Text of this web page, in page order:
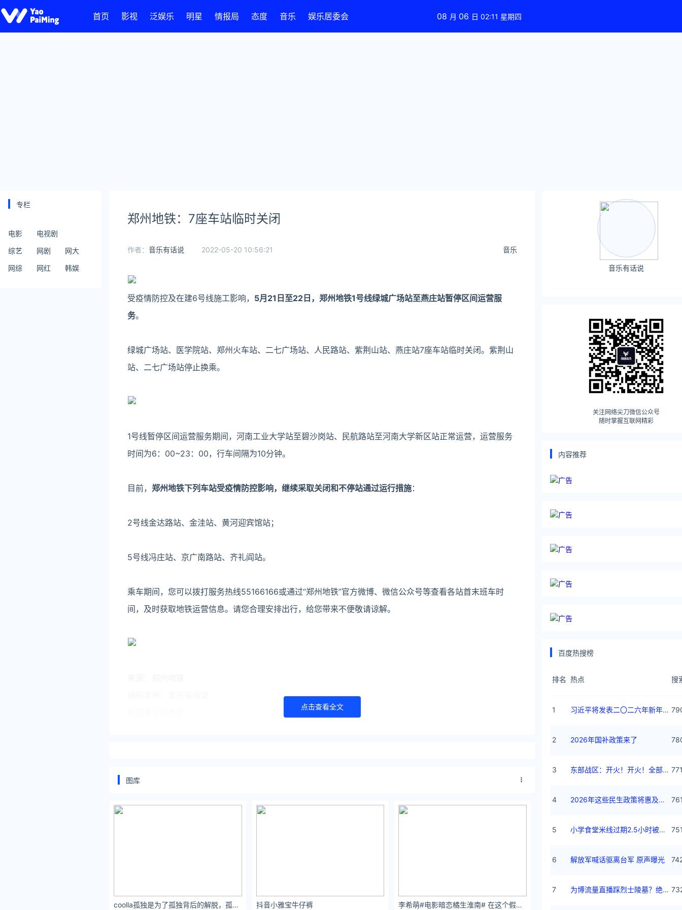
首页 影视 泛娱乐 明星 情报局 态度 音乐 娱乐居委会 08 月 06 日 02:11 星期四
专栏
电影
电视剧
综艺
网剧
网大
网综
网红 韩娱
郑州地铁：7座车站临时关闭
音乐
作者： 音乐有话说 2022-05-20 10:56:21
受疫情防控及在建6号线施工影响， 5月21日至22日， 郑州地铁1号线绿城广场站至燕庄站暂停区间运营服
务。
绿城广场站、医学院站、郑州火车站、二七广场站、人民路站、紫荆山站、燕庄站7座车站临时关闭。紫荆山
站、二七广场站停止换乘。
1号线暂停区间运营服务期间，河南工业大学站至碧沙岗站、民航路站至河南大学新区站正常运营，运营服务
时间为6：00~23：00，行车间隔为10分钟。
目前， 郑州地铁下列车站受疫情防控影响，继续采取关闭和不停站通过运行措施：
2号线金达路站、金洼站、黄河迎宾馆站；
5号线冯庄站、京广南路站、齐礼阎站。
乘车期间，您可以拨打服务热线55166166或通过“郑州地铁”官方微博、微信公众号等查看各站首末班车时
间，及时获取地铁运营信息。请您合理安排出行，给您带来不便敬请谅解。
关注公众号：拾黑（shiheibook）了解更多
让资讯触达的更精准有趣：https://www.0xu.cn/
*文章为作者独立观点，不代表 文娱排行榜 立场
点击查看全文
图库
coolla孤独是为了孤独背后的解脱，孤独的过程 抖音小雅宝牛仔裤 李希萌#电影暗恋橘生淮南# 在这个假期，与叶展颜约会吧 ​​​​
音乐有话说
关注网络尖刀微信公众号
随时掌握互联网精彩
内容推荐
百度热搜榜
排名 热点 搜
1 习近平将发表二〇二六年新年贺词
2 2026年国补政策来了
3 东部战区：开火！开火！全部命中！
4 2026年这些民生政策将惠及百姓
5 小学食堂米线过期2.5小时被罚5万
6 解放军喊话驱离台军 原声曝光
7 为博流量直播踩烈士陵墓？绝不姑息